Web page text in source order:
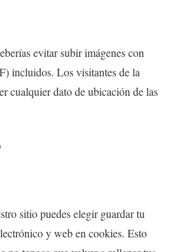
evitar subir imágenes con
incluidos. Los visitantes de la
cualquier dato de ubicación de las
sitio puedes elegir guardar tu
y web en cookies. Esto